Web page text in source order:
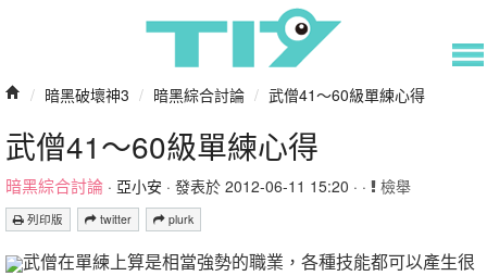
/ 暗黑破壞神3 / 暗黑綜合討論 / 武僧41～60級單練心得
武僧41～60級單練心得
暗黑綜合討論 · 亞小安 · 發表於 2012-06-11 15:20 · · 檢舉
列印版 twitter plurk
武僧在單練上算是相當強勢的職業，各種技能都可以產生很